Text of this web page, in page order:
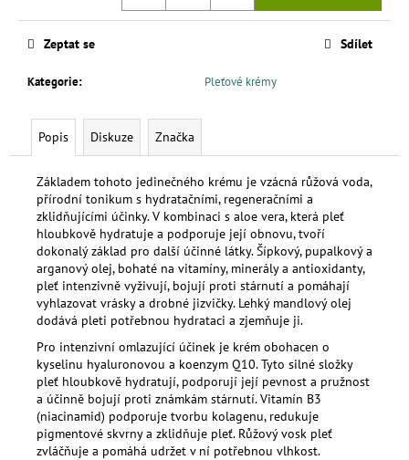
Kategorie: Pleťové krémy
Zeptat se Sdílet
Popis Diskuze Značka
Základem tohoto jedinečného krému je vzácná růžová voda,
přírodní tonikum s hydratačními, regeneračními a
zklidňujícími účinky. V kombinaci s aloe vera, která pleť
hloubkově hydratuje a podporuje její obnovu, tvoří
dokonalý základ pro další účinné látky. Šípkový, pupalkový a
arganový olej, bohaté na vitamíny, minerály a antioxidanty,
pleť intenzivně vyživují, bojují proti stárnutí a pomáhají
vyhlazovat vrásky a drobné jizvičky. Lehký mandlový olej
dodává pleti potřebnou hydrataci a zjemňuje ji.
Pro intenzivní omlazující účinek je krém obohacen o
kyselinu hyaluronovou a koenzym Q10. Tyto silné složky
pleť hloubkově hydratují, podporují její pevnost a pružnost
a účinně bojují proti známkám stárnutí. Vitamín B3
(niacinamid) podporuje tvorbu kolagenu, redukuje
pigmentové skvrny a zklidňuje pleť. Růžový vosk pleť
zvláčňuje a pomáhá udržet v ní potřebnou vlhkost.
MESIHO
ŽÍŽALÍ
ČAJ
HNOJIVO
391,50